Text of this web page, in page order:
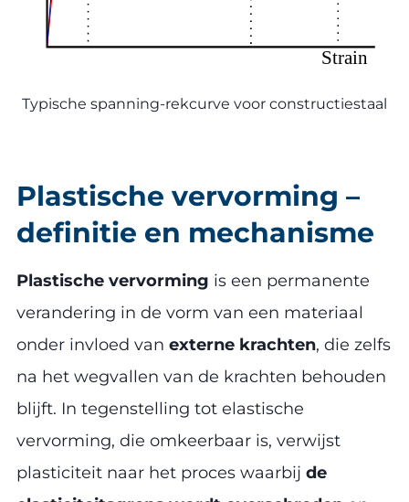
Typische spanning-rekcurve voor constructiestaal
Plastische vervorming –
definitie en mechanisme
Plastische vervorming is een permanente
verandering in de vorm van een materiaal
onder invloed van externe krachten, die zelfs
na het wegvallen van de krachten behouden
blijft. In tegenstelling tot elastische
vervorming, die omkeerbaar is, verwijst
plasticiteit naar het proces waarbij de